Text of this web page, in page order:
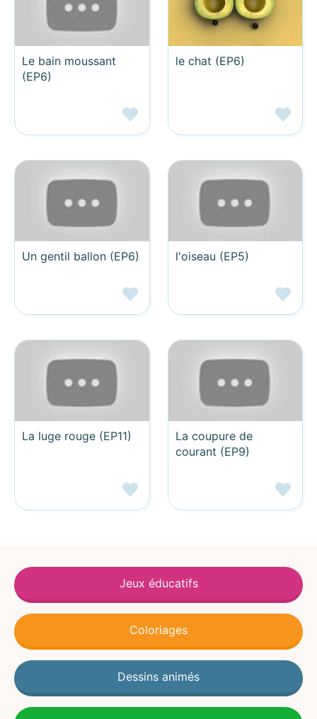
Le bain moussant
(EP6)
le chat (EP6)
Un gentil ballon (EP6) l'oiseau (EP5)
La luge rouge (EP11)
La coupure de
courant (EP9)
Jeux éducatifs
Coloriages
Dessins animés